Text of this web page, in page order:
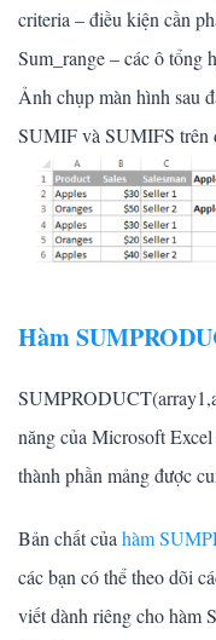
criteria – điều kiện cần
Sum_range – các ô tổng
Ảnh chụp màn hình sau
SUMIF và SUMIFS trên
Hàm
năng của Microsoft
thành phần mảng được
Bản chất củahàm
các bạn có thể theo dõi
viết dành riêng cho hàm